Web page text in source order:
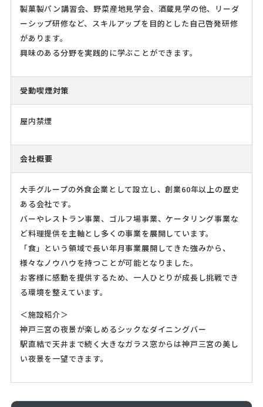
製菓製パン講習会、野菜産地見学会、酒蔵見学の他、リーダ
ーシップ研修など、スキルアップを目的とした自己啓発研修
があります。
興味のある分野を実践的に学ぶことができます。
受動喫煙対策
屋内禁煙
会社概要
大手グループの外食企業として設立し、創業60年以上の歴史
ある会社です。
バーやレストラン事業、ゴルフ場事業、ケータリング事業な
ど料理提供を主軸とし多くの事業を展開しています。
「食」という領域で長い年月事業展開してきた強みから、
様々なノウハウを持つことが可能となりました。
お客様に感動を提供するため、一人ひとりが成長し挑戦でき
る環境を整えています。
＜施設紹介＞
神戸三宮の夜景が楽しめるシックなダイニングバー
駅直結で天井まで続く大きなガラス窓からは神戸三宮の美し
い夜景を一望できます。